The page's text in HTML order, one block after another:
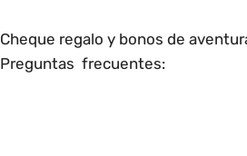
Cheque regalo y bonos de
Preguntas frecuentes: